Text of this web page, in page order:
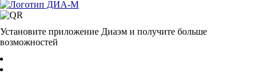
Установите приложение Диаэм и получите больше
возможностей